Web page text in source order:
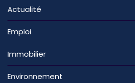
Actualité
Emploi
Immobilier
Environnement